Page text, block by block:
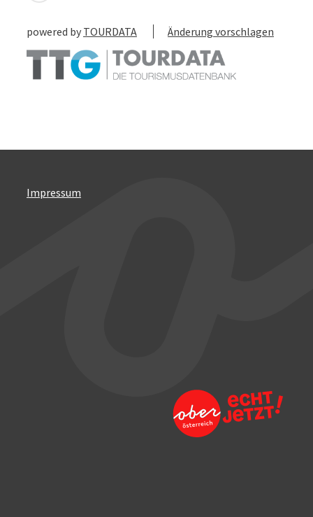
powered by TOURDATA Änderung vorschlagen
Impressum